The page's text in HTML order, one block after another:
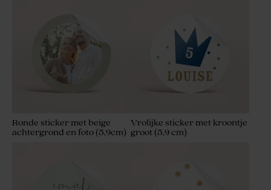
Ronde sticker met beige
achtergrond en foto (5,9cm)
Vrolijke sticker met kroontje
groot (5,9 cm)